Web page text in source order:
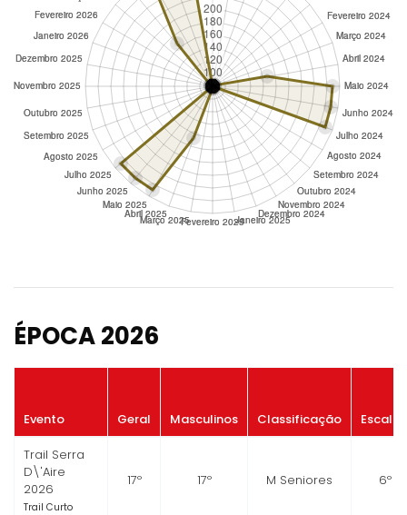
ÉPOCA 2026
Evento Geral Masculinos Classificação
Trail Serra
D\'Aire
2026
Trail Curto
17º 17º M Seniores 6º